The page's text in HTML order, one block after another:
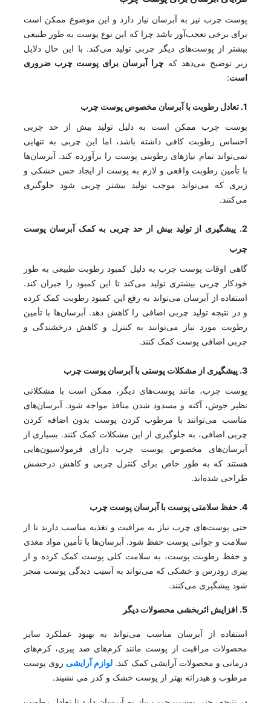
پوست چرب نیز به آبرسان نیاز دارد و این موضوع ممکن است
برای برخی تعجب‌آور باشد چرا که این نوع پوست به طور طبیعی
بیشتر از پوست‌های دیگر چربی تولید می‌کند. با این حال دلایل
زیر توضیح می‌دهد که چرا آبرسان برای پوست چرب ضروری
است:
1. تعادل رطوبت با
آبرسان مخصوص پوست چرب
پوست چرب ممکن است به دلیل تولید بیش از حد چربی
احساس رطوبت کافی داشته باشد، اما این چربی به تنهایی
نمی‌تواند تمام نیازهای رطوبتی پوست را برآورده کند. آبرسان‌ها
با تأمین رطوبت واقعی و لازم به پوست از ایجاد حس خشکی و
زبری که می‌تواند موجب تولید بیشتر چربی شود جلوگیری
می‌کنند.
2. پیشگیری از تولید بیش از حد چربی به کمک آبرسان پوست
چرب
گاهی اوقات پوست چرب به دلیل کمبود رطوبت طبیعی به طور
خودکار چربی بیشتری تولید می‌کند تا این کمبود را جبران کند.
استفاده از آبرسان می‌تواند به رفع این کمبود رطوبت کمک کرده
و در نتیجه تولید چربی اضافی را کاهش دهد. آبرسان‌ها با تأمین
رطوبت مورد نیاز می‌توانند به کنترل و کاهش درخشندگی و
چربی اضافی پوست کمک کنند.
3. پیشگیری از مشکلات پوستی با آبرسان پوست چرب
پوست چرب، مانند پوست‌های دیگر، ممکن است با مشکلاتی
نظیر جوش، آکنه و مسدود شدن منافذ مواجه شود. آبرسان‌های
مناسب می‌توانند با مرطوب کردن پوست بدون اضافه کردن
چربی اضافی، به جلوگیری از این مشکلات کمک کنند. بسیاری از
آبرسان‌های مخصوص پوست چرب دارای فرمولاسیون‌هایی
هستند که به طور خاص برای کنترل چربی و کاهش درخشش
طراحی شده‌اند.
4. حفظ سلامتی پوست با آبرسان پوست چرب
حتی پوست‌های چرب نیاز به مراقبت و تغذیه مناسب دارند تا از
سلامت و جوانی پوست حفظ شود. آبرسان‌ها با تأمین مواد مغذی
و حفظ رطوبت پوست، به سلامت کلی پوست کمک کرده و از
پیری زودرس و خشکی که می‌تواند به آسیب دیدگی پوست منجر
شود پیشگیری می‌کنند.
5. افزایش اثربخشی محصولات دیگر
استفاده از آبرسان مناسب می‌تواند به بهبود عملکرد سایر
محصولات مراقبت از پوست مانند کرم‌های ضد پیری، کرم‌های
درمانی و محصولات آرایشی کمک کند. لوازم آرایشی روی پوست
مرطوب‌ و هیدراته بهتر از پوست خشک و کدر می نشیند.